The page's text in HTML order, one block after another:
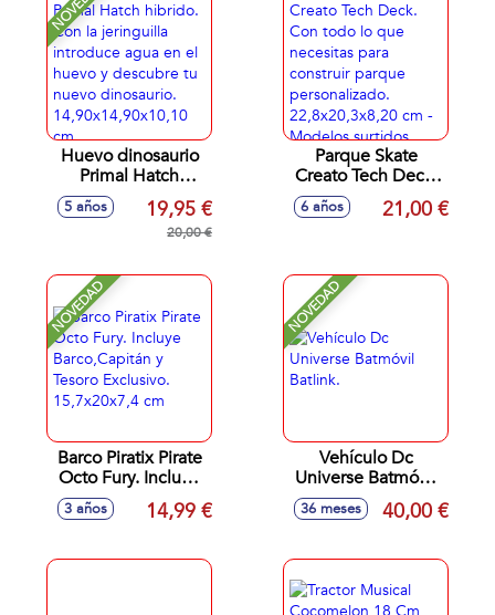
Huevo dinosaurio
Primal Hatch
hibrido. Con la
jeringuilla
introduce agua en
descubre tu nuevo
dinosaurio.
14,90x14,90x10,10
cm
5 años 19,95 €
20,00 €
Parque Skate
Creato Tech Deck.
Con todo lo que
necesitas para
22,8x20,3x8,20 cm
- Modelos surtidos
6 años 21,00 €
NOVEDAD
Barco Piratix Pirate
Octo Fury. Incluye
Barco,Capitán y
Tesoro Exclusivo.
3 años 14,99 €
NOVEDAD
Vehículo Dc
Universe Batmóvil
Batlink.
36 meses 40,00 €